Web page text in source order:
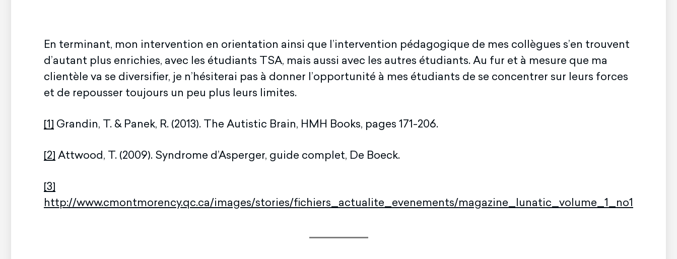
En terminant, mon intervention en orientation ainsi que l’intervention pédagogique de mes collègues s’en trouvent
d’autant plus enrichies, avec les étudiants TSA, mais aussi avec les autres étudiants. Au fur et à mesure que ma
clientèle va se diversifier, je n’hésiterai pas à donner l’opportunité à mes étudiants de se concentrer sur leurs forces
et de repousser toujours un peu plus leurs limites.
[1] Grandin, T. & Panek, R. (2013). The Autistic Brain, HMH Books, pages 171-206.
[2] Attwood, T. (2009). Syndrome d’Asperger, guide complet, De Boeck.
[3]
http://www.cmontmorency.qc.ca/images/stories/fichiers_actualite_evenements/magazine_lunatic_volume_1_no1.pdf